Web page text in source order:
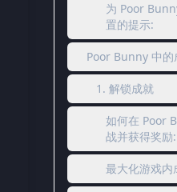
为 Poor
置的提示:
Poor Bunny 中的
1. 解锁成就
如何在 Poor
战并获得奖励:
最大化游戏内